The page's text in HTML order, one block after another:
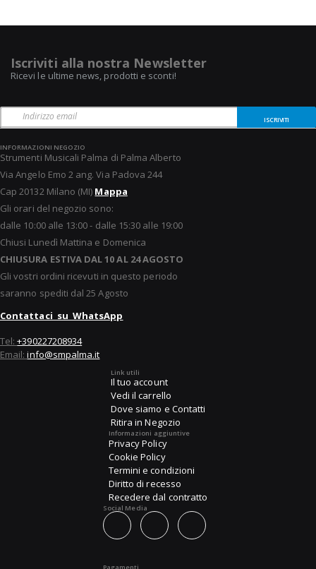
Iscriviti alla nostra Newsletter
Ricevi le ultime news, prodotti e sconti!
ISCRIVITI
INFORMAZIONI NEGOZIO
Strumenti Musicali Palma di Palma Alberto
Via Angelo Emo 2 ang. Via Padova 244
Cap 20132 Milano (MI) Mappa
Gli orari del negozio sono:
dalle 10:00 alle 13:00 - dalle 15:30 alle 19:00
Chiusi Lunedì Mattina e Domenica
CHIUSURA ESTIVA DAL 10 AL 24 AGOSTO
Gli vostri ordini ricevuti in questo periodo
saranno spediti dal 25 Agosto
Contattaci su WhatsApp
Tel:+390227208934
Email:info@smpalma.it
Link utili
Il tuo account
Vedi il carrello
Dove siamo e Contatti
Ritira in Negozio
Informazioni aggiuntive
Privacy Policy
Cookie Policy
Termini e condizioni
Diritto di recesso
Recedere dal contratto
Social Media